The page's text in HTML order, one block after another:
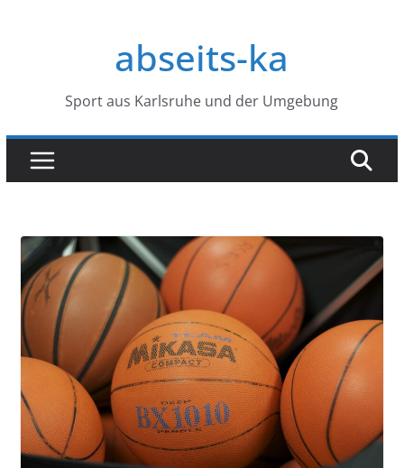
abseits-ka
Sport aus Karlsruhe und der Umgebung